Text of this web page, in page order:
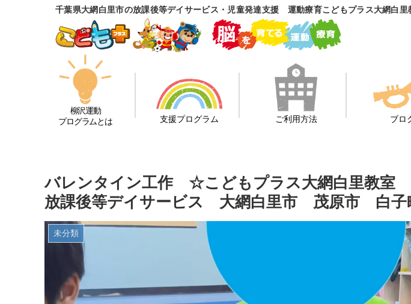
千葉県大網白里市の放課後等デイサービス・児童発達支援 運動療育こどもプラス大網白里
柳沢運動
プログラムとは
支援プログラム ご利用方法 ブロ
バレンタイン工作 ☆こどもプラス大網白里教室
放課後等デイサービス 大網白里市 茂原市 白子
未分類